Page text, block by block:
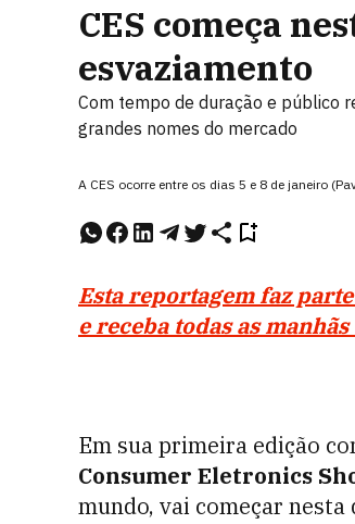
CES começa
esvaziamento
Com tempo de duração e público
grandes nomes do mercado
A CES ocorre entre os dias 5 e 8 de janeiro
Esta reportagem faz
e receba todas as
Em sua primeira edição
Consumer Eletronics
mundo, vai começar nesta